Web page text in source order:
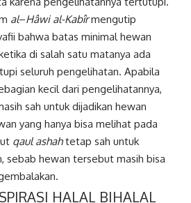
al–Hâwi al-Kabîrmengutip
bahwa batas minimal hewan
di salah satu matanya ada
seluruh pengelihatan. Apabila
kecil dari pengelihatannya,
sah untuk dijadikan hewan
yang hanya bisa melihat pada
qaul ashahtetap sah untuk
sebab hewan tersebut masih bisa
HALAL BIHALAL